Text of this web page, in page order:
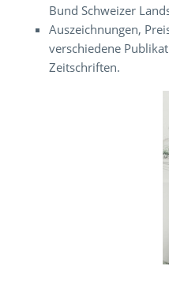
Bund Schweizer
Auszeichnungen,
verschiedene
Zeitschriften.